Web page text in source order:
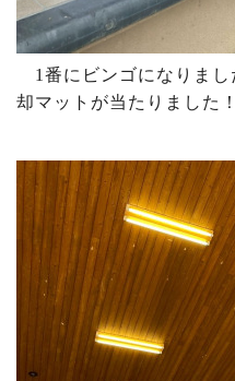
1番にビンゴになりまし
却マットが当たりました！